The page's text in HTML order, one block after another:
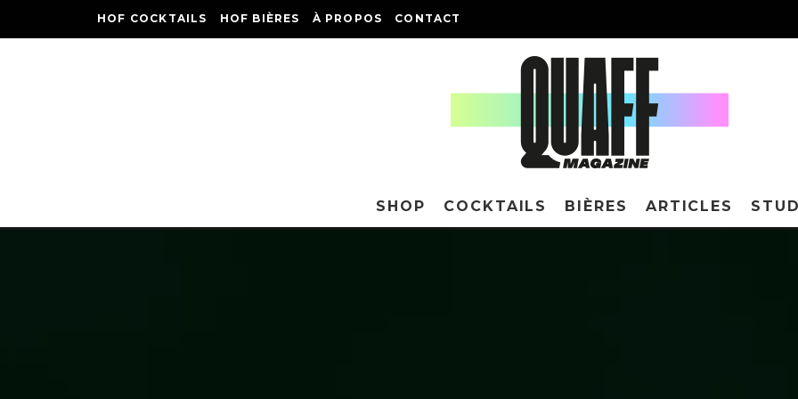
HOF COCKTAILS HOF BIÈRES À PROPOS CONTACT
SHOP COCKTAILS BIÈRES ARTICLES